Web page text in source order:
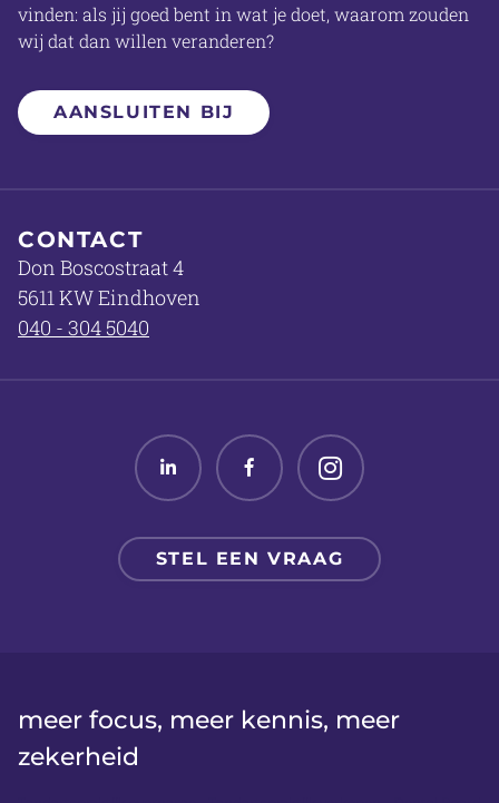
vinden: als jij goed bent in wat je doet, waarom zouden
wij dat dan willen veranderen?
AANSLUITEN BIJ
CONTACT
Don Boscostraat 4
5611 KW Eindhoven
040 - 304 5040
Linked inFacebookTwitter
STEL EEN VRAAG
meer focus, meer kennis, meer
zekerheid